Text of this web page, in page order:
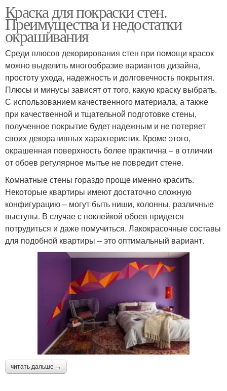
Краска для покраски стен.
Преимущества и недостатки
окрашивания
Среди плюсов декорирования стен при помощи красок
можно выделить многообразие вариантов дизайна,
простоту ухода, надежность и долговечность покрытия.
Плюсы и минусы зависят от того, какую краску выбрать.
С использованием качественного материала, а также
при качественной и тщательной подготовке стены,
полученное покрытие будет надежным и не потеряет
своих декоративных характеристик. Кроме этого,
окрашенная поверхность более практична – в отличии
от обоев регулярное мытье не повредит стене.
Комнатные стены гораздо проще именно красить.
Некоторые квартиры имеют достаточно сложную
конфигурацию – могут быть ниши, колонны, различные
выступы. В случае с поклейкой обоев придется
потрудиться и даже помучиться. Лакокрасочные составы
для подобной квартиры – это оптимальный вариант.
читать дальше →